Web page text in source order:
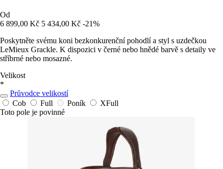
Od
6 899,00 Kč 5 434,00 Kč -21%
Poskytněte svému koni bezkonkurenční pohodlí a styl s uzdečkou
LeMieux Grackle. K dispozici v černé nebo hnědé barvě s detaily ve
stříbrné nebo mosazné.
Velikost
*
Průvodce velikostí
Cob
Full Poník
XFull
Toto pole je povinné